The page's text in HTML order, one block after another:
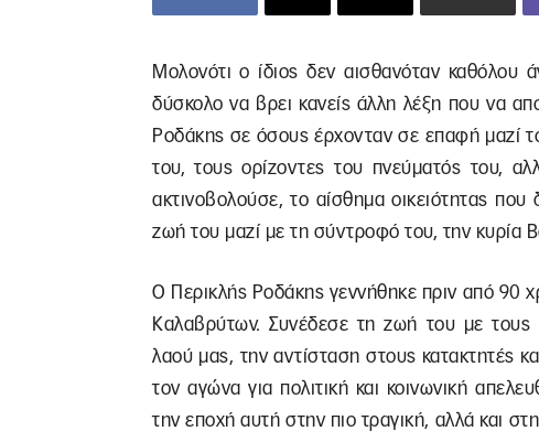
Μολονότι ο ίδιος δεν αισθανόταν καθόλου
δύσκολο να βρει κανείς άλλη λέξη που να
Ροδάκης σε όσους έρχονταν σε επαφή μαζί
του, τους ορίζοντες του πνεύματός του,
ακτινοβολούσε, το αίσθημα οικειότητας
ζωή του μαζί με τη σύντροφό του, την κυρία
Ο Περικλής Ροδάκης γεννήθηκε πριν από 90
Καλαβρύτων. Συνέδεσε τη ζωή του με τους
λαού μας, την αντίσταση στους κατακτητές
τον αγώνα για πολιτική και κοινωνική
την εποχή αυτή στην πιο τραγική, αλλά και